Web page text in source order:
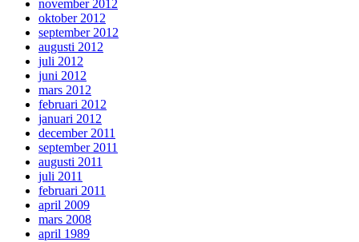
november 2012
oktober 2012
september 2012
augusti 2012
juli 2012
juni 2012
mars 2012
februari 2012
januari 2012
december 2011
september 2011
augusti 2011
juli 2011
februari 2011
april 2009
mars 2008
april 1989